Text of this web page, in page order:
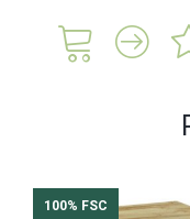
100% FSC